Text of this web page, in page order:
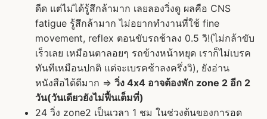
ดีด แต่ไม่ได้รู้สึกล้ามาก เลยลองวิ่งดู ผลคือ CNS
fatigue รู้สึกล้ามาก ไม่อยากทำงานที่ใช้ fine
movement, reflex ตอนขับรถช้าลง 0.5 วิ!(ไม่กล้าขับ
เร็วเลย เหมือนตาลอยๆ รถข้างหน้าหยุด เราก็ไม่เบรค
ทันทีเหมือนปกติ แต่จะเบรคช้าลงครึ่งวิ), ยังอ่าน
หนังสือได้ดีมาก => วิ่ง 4x4 อาจต้องพัก zone 2 อีก 2
วัน(วันเดียวยังไม่ฟื้นเต็มที่)
24 วิ่ง zone2 เป็นเวลา 1 ชม ในช่วงต้นของการอด